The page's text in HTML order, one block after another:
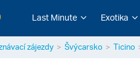
Last Minute Exotika
zájezdy Švýcarsko Ticino